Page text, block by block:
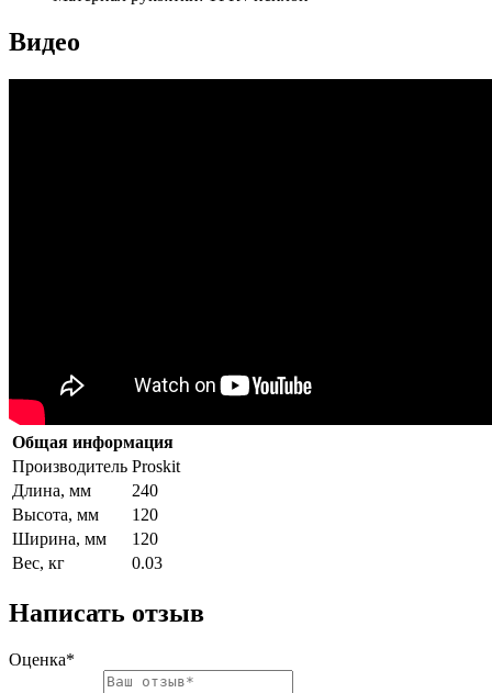
Видео
Общая информация
Производитель Proskit
Длина, мм
240
Высота, мм
120
Ширина, мм
120
Вес, кг
0.03
Написать отзыв
Оценка*